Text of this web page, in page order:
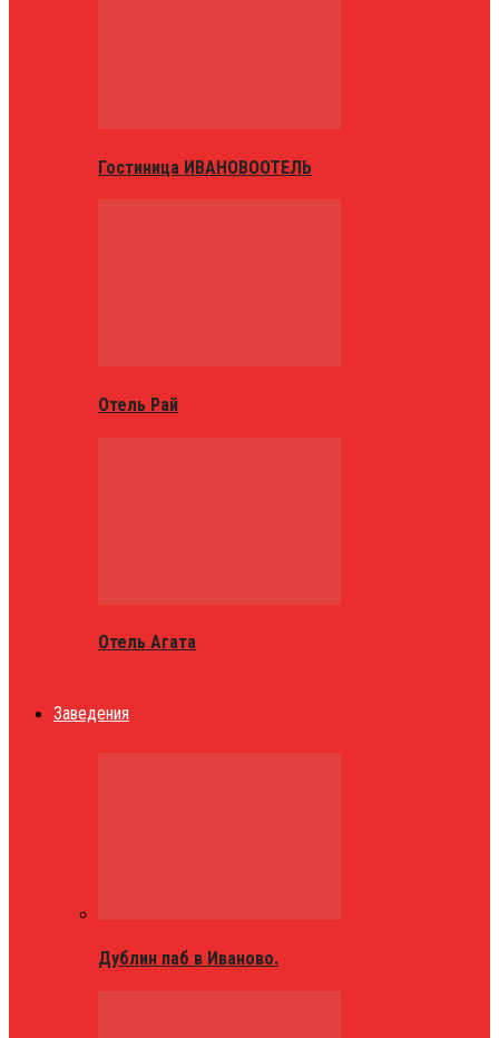
Гостиница ИВАНОВООТЕЛЬ
Отель Рай
Отель Агата
Заведения
Дублин паб в Иваново.